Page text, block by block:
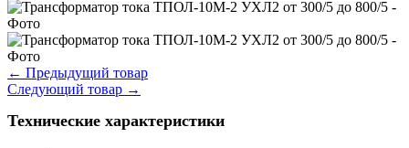
← Предыдущий товар
Следующий товар →
Технические характеристики